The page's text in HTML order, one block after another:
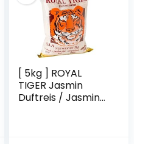
[ 5kg ] ROYAL
TIGER Jasmin
Duftreis / Jasmin